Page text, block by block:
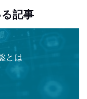
記事
とは